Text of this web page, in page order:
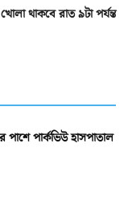
থাকবে রাত ৯টা পর্যন্ত
পাশে পার্কভিউ হাসপাতাল